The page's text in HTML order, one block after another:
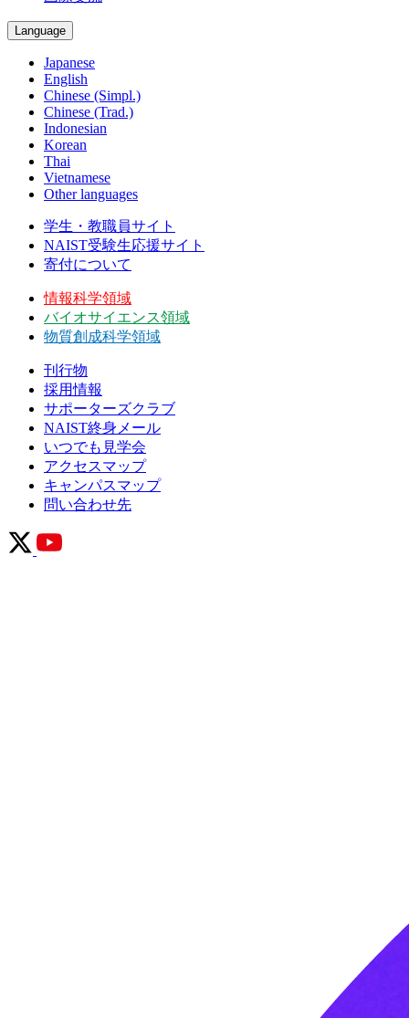
Language
Japanese
English
Chinese (Simpl.)
Chinese (Trad.)
Indonesian
Korean
Thai
Vietnamese
Other languages
学生・教職員サイト
NAIST受験生応援サイト
寄付について
情報科学領域
バイオサイエンス領域
物質創成科学領域
刊行物
採用情報
サポーターズクラブ
NAIST終身メール
いつでも見学会
アクセスマップ
キャンパスマップ
問い合わせ先